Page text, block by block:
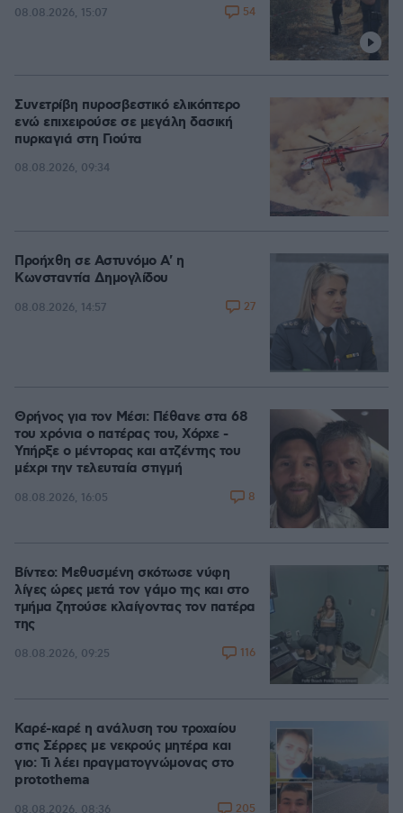
08.08.2026, 15:07 54
Συνετρίβη πυροσβεστικό ελικόπτερο
ενώ επιχειρούσε σε μεγάλη δασική
πυρκαγιά στη Γιούτα
08.08.2026, 09:34
Προήχθη σε Αστυνόμο Α' η
Κωνσταντία Δημογλίδου
08.08.2026, 14:57 27
Θρήνος για τον Μέσι: Πέθανε στα 68
του χρόνια ο πατέρας του, Χόρχε -
Υπήρξε ο μέντορας και ατζέντης του
μέχρι την τελευταία στιγμή
08.08.2026, 16:05 8
Βίντεο: Μεθυσμένη σκότωσε νύφη
λίγες ώρες μετά τον γάμο της και στο
τμήμα ζητούσε κλαίγοντας τον πατέρα
της
08.08.2026, 09:25 116
Καρέ-καρέ η ανάλυση του τροχαίου
στις Σέρρες με νεκρούς μητέρα και
γιο: Τι λέει πραγματογνώμονας στο
protothema
08.08.2026, 08:36 205